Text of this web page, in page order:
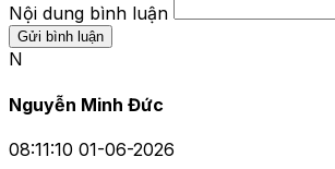
Nội dung bình luận
Gửi bình luận
N
Nguyễn Minh Đức
08:11:10 01-06-2026